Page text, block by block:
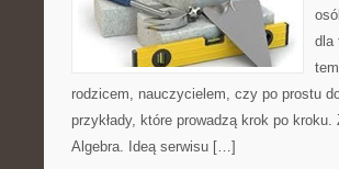
dla
rodzicem, nauczycielem, czy po prostu
przykłady, które prowadzą krok po
Algebra. Ideą serwisu […]